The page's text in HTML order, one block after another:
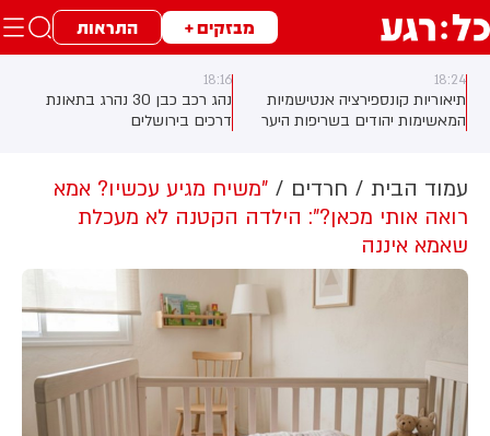
מבזקים + התראות
18:24
תיאוריות קונספירציה אנטישמיות
המאשימות יהודים בשריפות היער
מניתוח חדש של CyberWell, ארגון
המנטר אנטישמיות ברשת. הדו"ח
מצא כי פוסטים זהים ב-X שותפו
בצרפתית, אנגלית וספרדית, בטענה
שיהודים הם שהציתו במכוון את
השריפות בצרפת, ספרד ונורבגיה
בטרה להרוויח פוליטית או כלכלית
18:16
נהג רכב כבן 30 נהרג בתאונת
דרכים בירושלים
עמוד הבית חרדים
"משיח מגיע עכשיו? אמא
רואה אותי מכאן?": הילדה הקטנה לא מעכלת
שאמא איננה